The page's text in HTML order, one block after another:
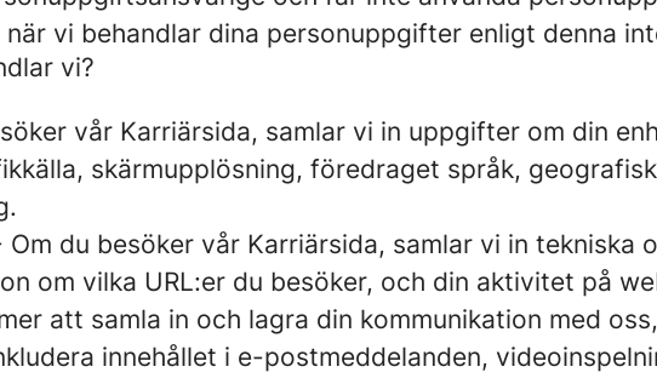
vi behandlar dina personuppgifter enligt denna
vi?
vår Karriärsida, samlar vi in uppgifter om din
skärmupplösning, föredraget språk,
Om du besöker vår Karriärsida, samlar vi in tekniska
om vilka URL:er du besöker, och din aktivitet på
att samla in och lagra din kommunikation med
innehållet i e-postmeddelanden,